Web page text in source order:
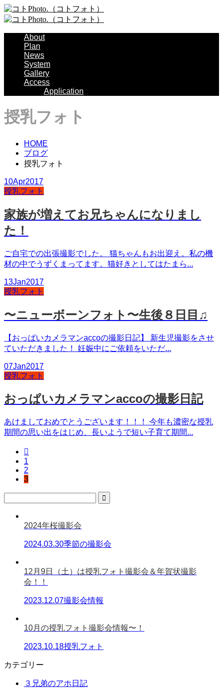
About
Plan
News
System
Gallery
Access
Application
授乳フォト
HOME
ブログ
授乳フォト
10Apr2017
授乳フォト
家族が増えてお兄ちゃんになりまし
た！
ご自宅での出張撮影でした。 猫ちゃんもお出迎え。私の機
材の中でうずくまってます。猫好きとしてはたまら...
13Jan2017
授乳フォト
〜ニューボーンフォト〜生後８日目♫
【おっぱいカメラマンaccoの撮影日記】 新生児撮影をさせ
ていただきました！ 妊娠中にご依頼をいただ...
07Jan2017
授乳フォト
おっぱいカメラマンaccoの撮影日記
あけましておめでとうございます！！！ 今年も濃密な授乳
期間の思い出をはじめ、長いようで短い子育て期間...

1
2
3
2024年桜撮影会
2024.03.30季節の撮影会
12月9日（土）は授乳フォト撮影会＆年賀状撮影
会！！
2023.12.07撮影会情報
10月の授乳フォト撮影会情報〜！
2023.10.18授乳フォト
カテゴリー
３兄弟のアホ日記